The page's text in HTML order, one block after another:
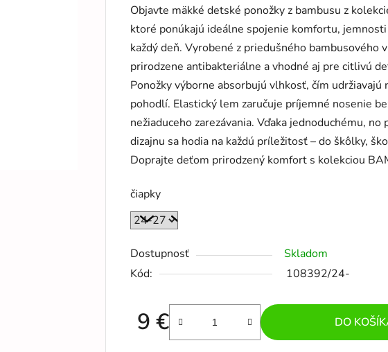
je
0,0
z
5
hviezdičiek.
Objavte mäkké detské ponožky z bambusu z
ktoré ponúkajú ideálne spojenie komfortu,
každý deň. Vyrobené z priedušného bambusového
prirodzene antibakteriálne a vhodné aj pre citlivú
Ponožky výborne absorbujú vlhkosť, čím udržiavajú
pohodlí. Elastický lem zaručuje príjemné nosenie
nežiaduceho zarezávania. Vďaka jednoduchému, no
dizajnu sa hodia na každú príležitosť – do škôlky,
Doprajte deťom prirodzený komfort s kolekciou
čiapky
Dostupnosť
Skladom
Kód:
108392/24-
9 €
Jednotková cena:
DO